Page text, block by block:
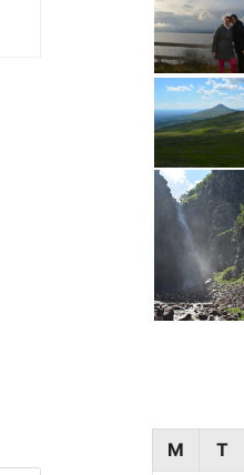
M
T